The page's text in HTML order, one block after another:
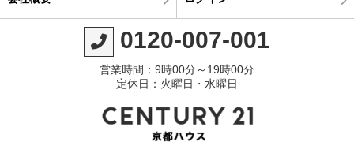
0120-007-001
営業時間：9時00分～19時00分
定休日：火曜日・水曜日